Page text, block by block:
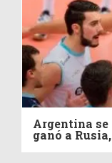
Argentina
ganó a